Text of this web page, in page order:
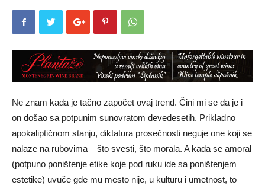
Ne znam kada je tačno započet ovaj trend. Čini mi se da je i
on došao sa potpunim sunovratom devedesetih. Prikladno
apokaliptičnom stanju, diktatura prosečnosti neguje one koji se
nalaze na rubovima – što svesti, što morala. A kada se amoral
(potpuno poništenje etike koje pod ruku ide sa poništenjem
estetike) uvuče gde mu mesto nije, u kulturu i umetnost, to